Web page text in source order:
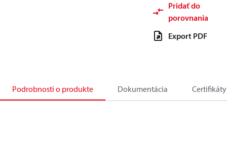
Pridať do
porovnania
Export PDF
Podrobnosti o produkte Dokumentácia Certifikáty